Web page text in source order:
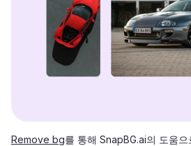
Remove bg를 통해 SnapBG.ai의 도움